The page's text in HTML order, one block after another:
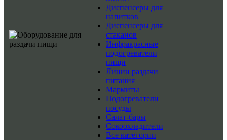
Диспенсеры для
напитков
Диспенсеры для
стаканов
Инфракрасные
подогреватели
пищи
Линии раздачи
питания
Мармиты
Подогреватели
посуды
Салат-бары
Сокоохладители
Все категории